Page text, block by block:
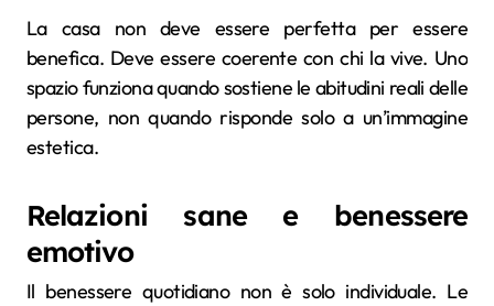
La casa non deve essere perfetta per essere
benefica. Deve essere coerente con chi la vive. Uno
spazio funziona quando sostiene le abitudini reali delle
persone, non quando risponde solo a un’immagine
estetica.
Relazioni sane e benessere
emotivo
Il benessere quotidiano non è solo individuale. Le